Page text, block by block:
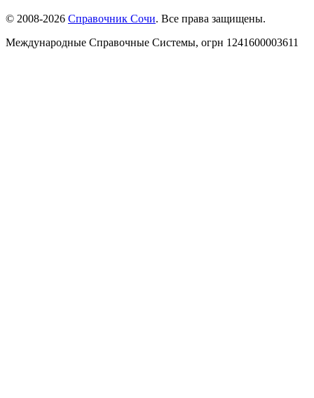
© 2008-2026 Справочник Сочи. Все права защищены.
Международные Справочные Системы, огрн 1241600003611